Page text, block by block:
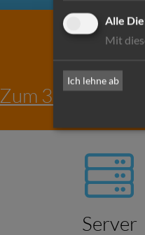
Zum 30. Juni
Server
Alle
Mit
Ich lehne ab